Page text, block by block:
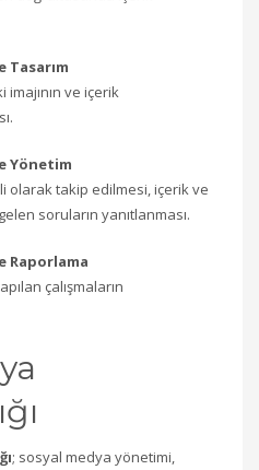
Tasarım
ve içerik
Yönetim
olarak takip edilmesi, içerik ve
soruların yanıtlanması.
Raporlama
çalışmaların
; sosyal medya yönetimi,